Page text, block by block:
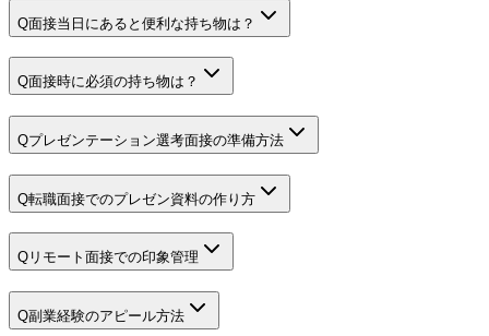
Q面接当日にあると便利な持ち物は？
Q面接時に必須の持ち物は？
Qプレゼンテーション選考面接の準備方法
Q転職面接でのプレゼン資料の作り方
Q リモート面接での印象管理
Q副業経験のアピール方法